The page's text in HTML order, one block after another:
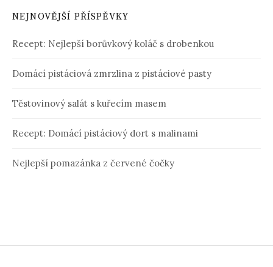
NEJNOVĚJŠÍ PŘÍSPĚVKY
Recept: Nejlepší borůvkový koláč s drobenkou
Domácí pistáciová zmrzlina z pistáciové pasty
Těstovinový salát s kuřecím masem
Recept: Domácí pistáciový dort s malinami
Nejlepší pomazánka z červené čočky